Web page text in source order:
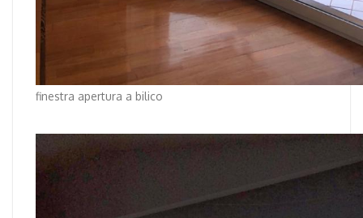
finestra apertura a bilico